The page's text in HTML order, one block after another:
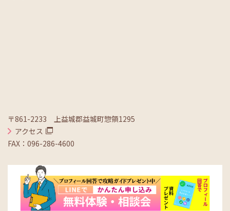
〒861-2233 上益城郡益城町惣領1295
アクセス
FAX：096-286-4600